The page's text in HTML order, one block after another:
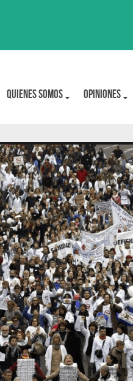
Quienes Somos OPINIONES